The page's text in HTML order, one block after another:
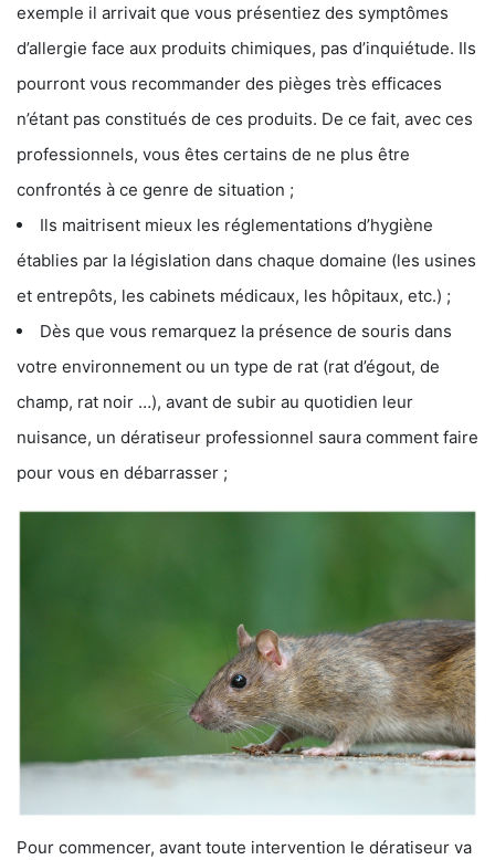
exemple il arrivait que vous présentiez des symptômes
d’allergie face aux produits chimiques, pas d’inquiétude. Ils
pourront vous recommander des pièges très efficaces
n’étant pas constitués de ces produits. De ce fait, avec ces
professionnels, vous êtes certains de ne plus être
confrontés à ce genre de situation ;
Ils maitrisent mieux les réglementations d’hygiène
établies par la législation dans chaque domaine (les usines
et entrepôts, les cabinets médicaux, les hôpitaux, etc.) ;
Dès que vous remarquez la présence de souris dans
votre environnement ou un type de rat (rat d’égout, de
champ, rat noir …), avant de subir au quotidien leur
nuisance, un dératiseur professionnel saura comment faire
pour vous en débarrasser ;
Pour commencer, avant toute intervention le dératiseur va